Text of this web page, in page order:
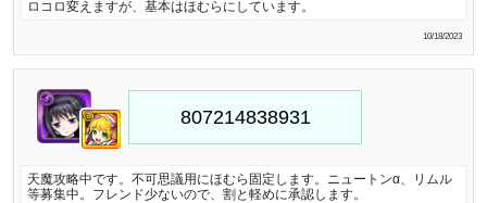
ロコロ変えますが、基本はほむらにしています。
10/18/2023
天魔攻略中です。不可思議用にほむら固定します。ニュートンα、リムル
等募集中。フレンド少ないので、割と軽めに承認します。